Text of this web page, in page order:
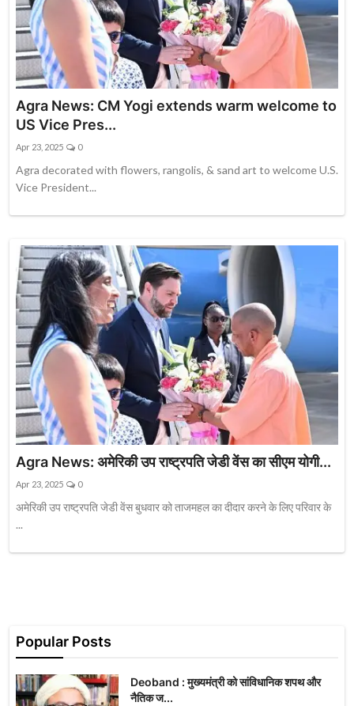
Agra News: CM Yogi extends warm welcome to
US Vice Pres...
Apr 23, 2025 0
Agra decorated with flowers, rangolis, & sand art to welcome U.S.
Vice President...
Agra News: अमेरिकी उप राष्ट्रपति जेडी वेंस का सीएम योगी...
Apr 23, 2025 0
अमेरिकी उप राष्ट्रपति जेडी वेंस बुधवार को ताजमहल का दीदार करने के लिए परिवार के
...
Popular Posts
Deoband : मुख्यमंत्री को सांविधानिक शपथ और
नैतिक ज...